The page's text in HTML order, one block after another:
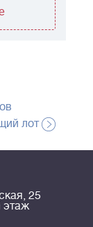
лот
25
этаж